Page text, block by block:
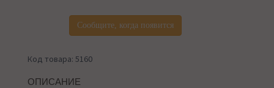
Сообщите, когда появится
Код товара: 5160
ОПИСАНИЕ